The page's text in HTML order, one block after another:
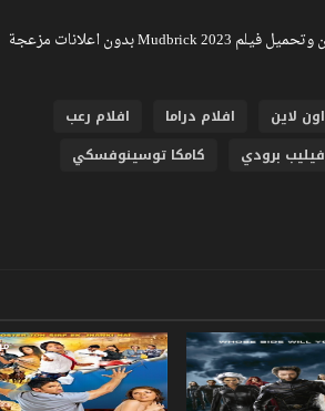
مشاهدة فيلم Mudbrick 2023 مترجم كامل جودة عالية BlueRay مشاهدة مباشرة اون لاين وتحميل فيلم Mudbrick 2023 بدون اعلانات مزعجة
لاين افلام دراما
افلام رعب
فيليب برودي
كامكا توسينوفسكي